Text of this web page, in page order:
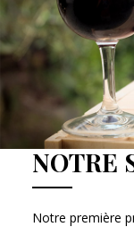
NOTRE
Notre première